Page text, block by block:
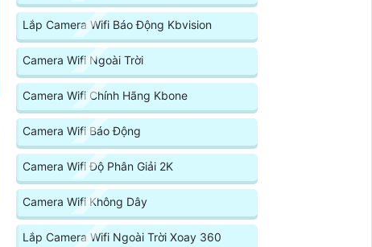
Lắp Camera Wifi Báo Động Kbvision
Camera Wifi Ngoài Trời
Camera Wifi Chính Hãng Kbone
Camera Wifi Báo Động
Camera Wifi Độ Phân Giải 2K
Camera Wifi Không Dây
Lắp Camera Wifi Ngoài Trời Xoay 360